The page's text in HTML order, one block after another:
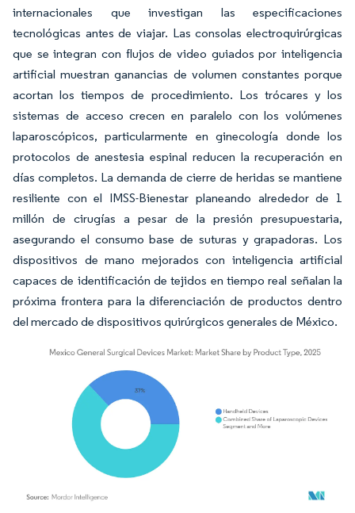
internacionales que investigan las especificaciones
tecnológicas antes de viajar. Las consolas electroquirúrgicas
que se integran con flujos de video guiados por inteligencia
artificial muestran ganancias de volumen constantes porque
acortan los tiempos de procedimiento. Los trócares y los
sistemas de acceso crecen en paralelo con los volúmenes
laparoscópicos, particularmente en ginecología donde los
protocolos de anestesia espinal reducen la recuperación en
días completos. La demanda de cierre de heridas se mantiene
resiliente con el IMSS-Bienestar planeando alrededor de 1
millón de cirugías a pesar de la presión presupuestaria,
asegurando el consumo base de suturas y grapadoras. Los
dispositivos de mano mejorados con inteligencia artificial
capaces de identificación de tejidos en tiempo real señalan la
próxima frontera para la diferenciación de productos dentro
del mercado de dispositivos quirúrgicos generales de México.